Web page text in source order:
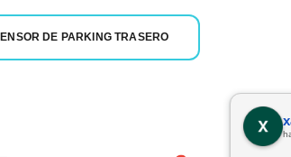
DE PARKING TRASERO